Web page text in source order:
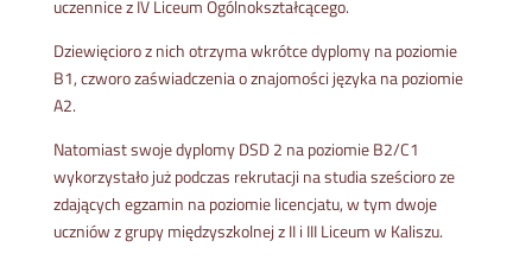
uczennice z IV Liceum Ogólnokształcącego.
Dziewięcioro z nich otrzyma wkrótce dyplomy na poziomie
B1, czworo zaświadczenia o znajomości języka na poziomie
A2.
Natomiast swoje dyplomy DSD 2 na poziomie B2/C1
wykorzystało już podczas rekrutacji na studia sześcioro ze
zdających egzamin na poziomie licencjatu, w tym dwoje
uczniów z grupy międzyszkolnej z II i III Liceum w Kaliszu.